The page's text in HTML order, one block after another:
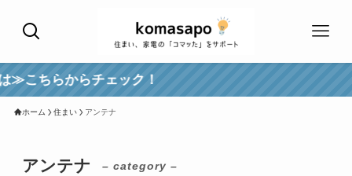
こちらからチェック！
ホーム 住まい アンテナ
アンテナ – category –